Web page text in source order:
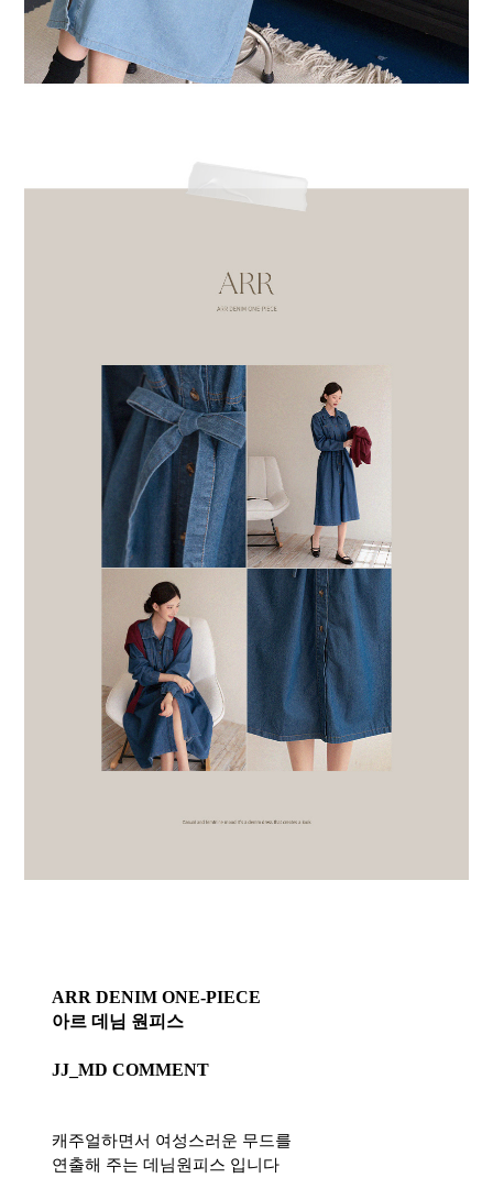
ARR DENIM ONE-PIECE
아르 데님 원피스
JJ_MD COMMENT
캐주얼하면서 여성스러운 무드를
연출해 주는 데님원피스 입니다